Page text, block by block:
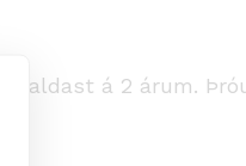
á 2 árum.